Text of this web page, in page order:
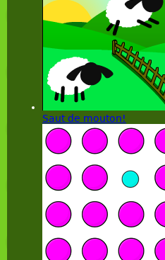
Saut de mouton!